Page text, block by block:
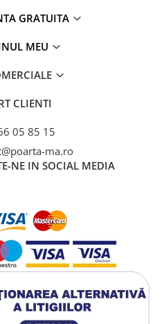
GRATUITA
MEU
CLIENTI
05 85 15
ma.ro
NE IN SOCIAL MEDIA